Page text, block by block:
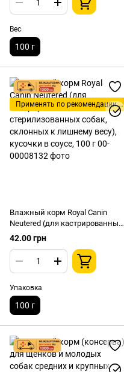
Вес
100 г
Применять по рекомендации ветеринара!
Влажный корм Royal Canin
Neutered (для кастрированных
и стерилизованных собак,
склонных к лишнему весу),
кусочки в соусе, 100 г
42.00 грн
Упаковка
100 г